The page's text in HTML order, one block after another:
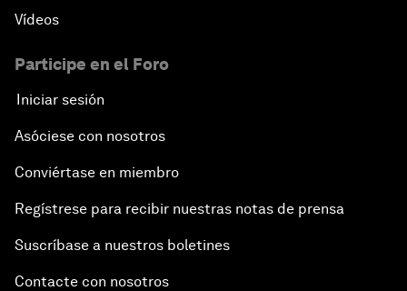
Vídeos
Participe en el Foro
Iniciar sesión
Asóciese con nosotros
Conviértase en miembro
Regístrese para recibir nuestras notas de prensa
Suscríbase a nuestros boletines
Contacte con nosotros